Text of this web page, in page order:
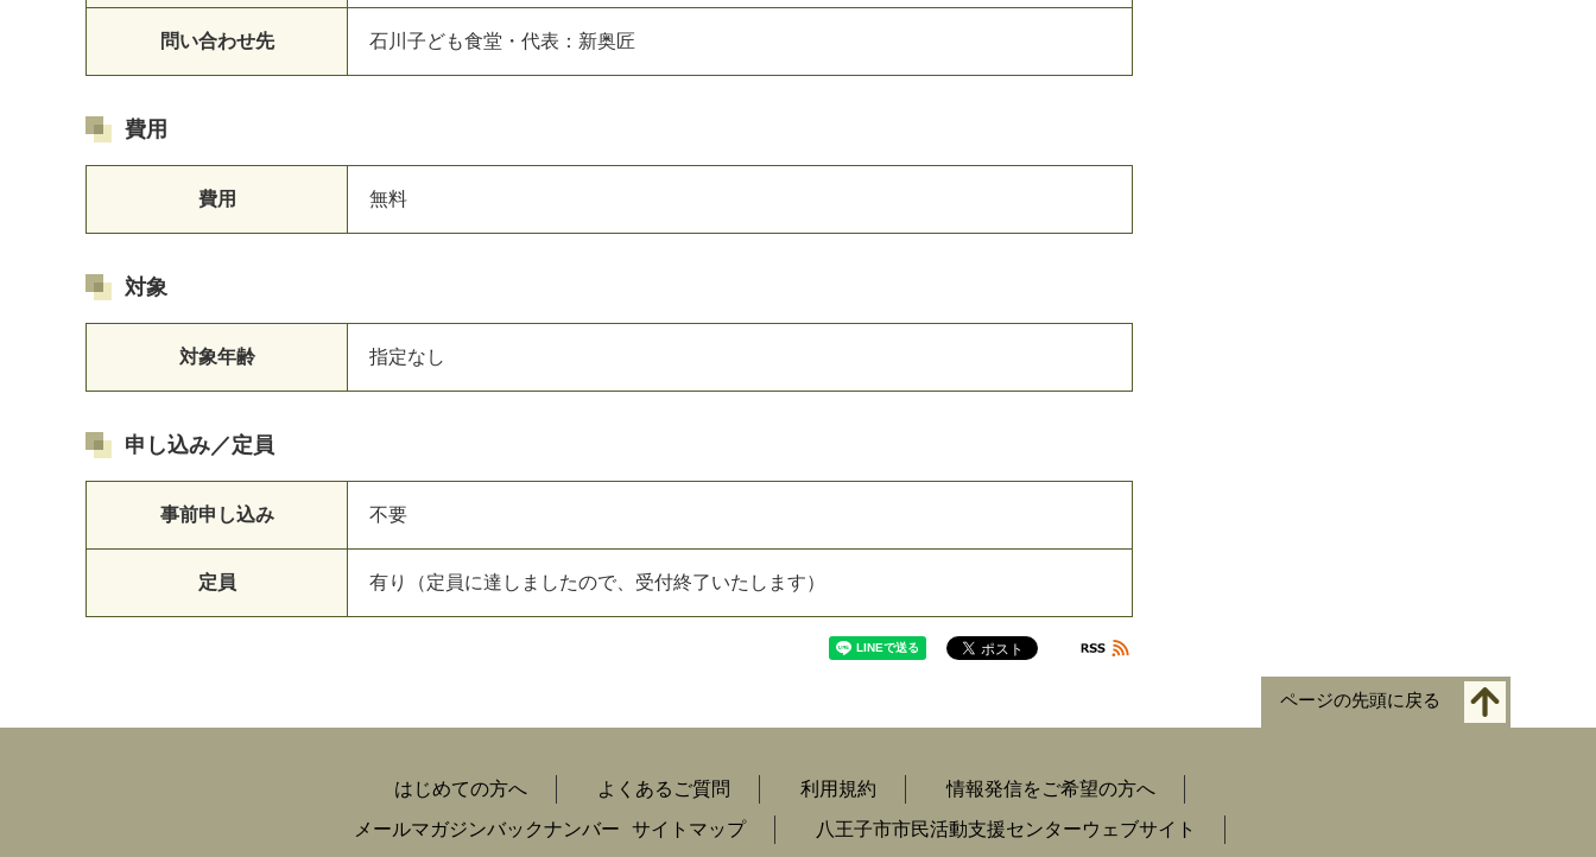
問い合わせ先 石川子ども食堂・代表：新奥匠
費用
費用 無料
対象
対象年齢 指定なし
申し込み／定員
事前申し込み 不要
定員 有り（定員に達しましたので、受付終了いたします）
ページの先頭に戻る
はじめての方へ よくあるご質問 利用規約
情報発信をご希望の方へ
メールマガジンバックナンバー
サイトマップ 八王子市市民活動支援センターウェブサイト